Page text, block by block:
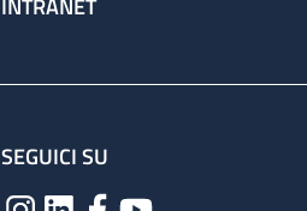
INTRANET
SEGUICI SU